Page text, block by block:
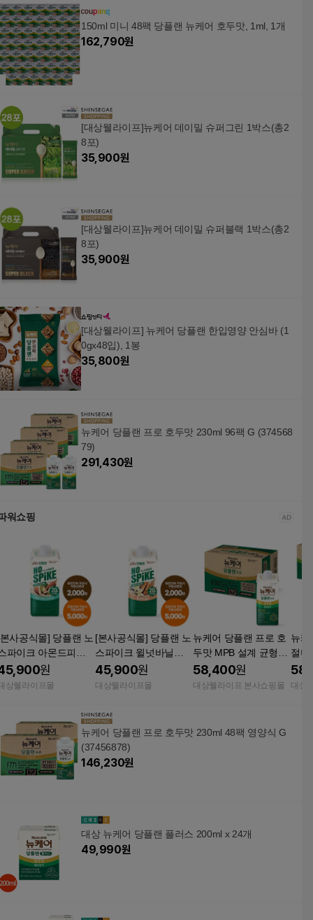
150ml 미니 48팩 당플랜 뉴케어 호두맛, 1ml, 1개
162,790원
[대상웰라이프]뉴케어 데이밀 슈퍼그린 1박스(총2
8포)
35,900원
[대상웰라이프]뉴케어 데이밀 슈퍼블랙 1박스(총2
8포)
35,900원
[대상웰라이프] 뉴케어 당플랜 한입영양 안심바 (1
0gx48입), 1봉
35,800원
뉴케어 당플랜 프로 호두맛 230ml 96팩 G (374568
79)
291,430원
워쇼핑
사공식몰] 당플랜 노
파이크 아몬드피스
치오 240ml (18팩)
상웰라이프 뉴케어
간식 당뇨 영양식 건
식
원
상웰라이프몰
[본사공식몰] 당플랜 노
스파이크 윌넛바닐라 2
40ml (18팩) 대상웰라
이프 뉴케어 당뇨식 노
뇨 영양식 건강식
45,900원
대상웰라이프몰
뉴케어 당플랜 프로 호
두맛 MPB 설계 균형영
양식 230ml, 24개
58,400원
대상웰라이프 본사쇼핑몰
뉴케
절미
mL
바
대상
뉴케어 당플랜 프로 호두맛 230ml 48팩 영양식 G
(37456878)
146,230원
대상 뉴케어 당플랜 플러스 200ml x 24개
49,990원